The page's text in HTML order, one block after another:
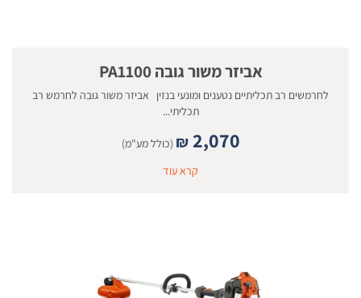
אביזר משור גובה PA1100
לחרמשים רב תכליתיים נטענים ומונעי בנזין אביזר משור גובה לחרמש רב
תכליתי...
₪ 2,070
(כולל מע"מ)
קרא עוד